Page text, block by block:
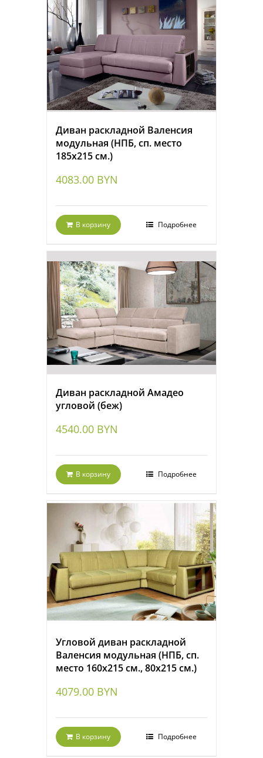
Диван раскладной Валенсия
модульная (НПБ, сп. место
185х215 см.)
4083.00 BYN
В корзину Подробнее
Диван раскладной Амадео
угловой (беж)
4540.00 BYN
В корзину Подробнее
Угловой диван раскладной
Валенсия модульная (НПБ, сп.
место 160х215 см., 80х215 см.)
4079.00 BYN
В корзину Подробнее